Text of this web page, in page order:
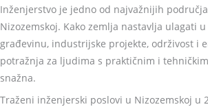
Inženjerstvo je jedno od najvažnijih
Nizozemskoj. Kako zemlja nastavlja ulagati
građevinu, industrijske projekte, održivost i
potražnja za ljudima s praktičnim i
snažna.
Traženi inženjerski poslovi u Nizozemskoj u